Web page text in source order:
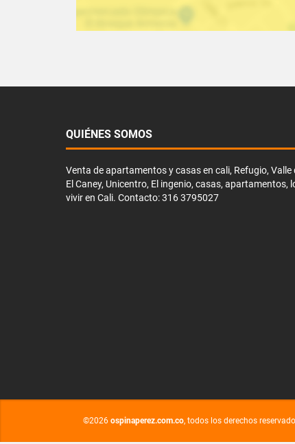
QUIÉNES SOMOS
Venta de apartamentos y casas en cali, Refugio, Valle
El Caney, Unicentro, El ingenio, casas, apartamentos,
vivir en Cali. Contacto: 316 3795027
©2026 ospinaperez.com.co, todos los derechos